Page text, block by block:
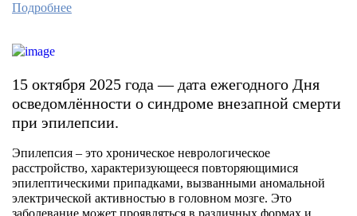
Подробнее
15 октября 2025 года — дата ежегодного Дня
осведомлённости о синдроме внезапной смерти
при эпилепсии.
Эпилепсия – это хроническое неврологическое
расстройство, характеризующееся повторяющимися
эпилептическими припадками, вызванными аномальной
электрической активностью в головном мозге. Это
заболевание может проявляться в различных формах и